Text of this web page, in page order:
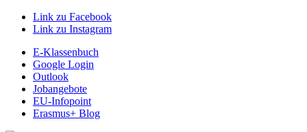
Link zu Facebook
Link zu Instagram
E-Klassenbuch
Google Login
Outlook
Jobangebote
EU-Infopoint
Erasmus+ Blog